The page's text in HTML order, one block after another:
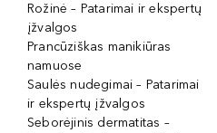
Rožinė – Patarimai ir ekspertų
įžvalgos
Prancūziškas manikiūras
namuose
Saulės nudegimai – Patarimai
ir ekspertų įžvalgos
Seborėjinis dermatitas –